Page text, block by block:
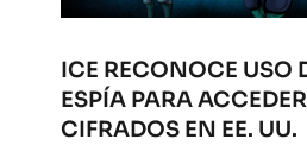
ICE RECONOCE USO
ESPÍA PARA
CIFRADOS EN EE. UU.